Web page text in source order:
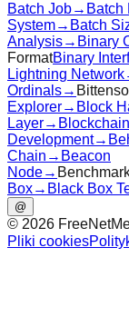
Batch Job→ Batch
System→ Batch
Analysis→ Binary
FormatBinary
Lightning Network
Ordinals→
Explorer→ Block
Layer→ Blockchain
Development→
Chain → Beacon
Node→
Box→ Black Box
@
© 2026
Pliki cookies